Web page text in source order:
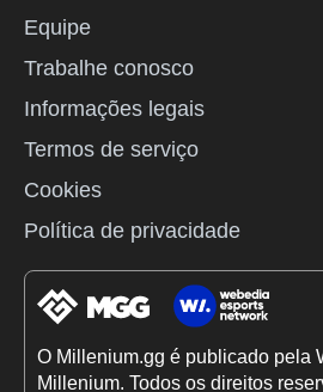
Equipe
Trabalhe conosco
Informações legais
Termos de serviço
Cookies
Política de privacidade
O Millenium.gg é publicado pela
Millenium. Todos os direitos